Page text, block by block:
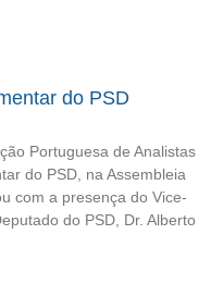
do PSD
Portuguesa de Analistas
do PSD, na Assembleia
com a presença do Vice-
do PSD, Dr. Alberto